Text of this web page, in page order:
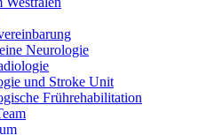
Neurologie
und Stroke Unit
Frührehabilitation